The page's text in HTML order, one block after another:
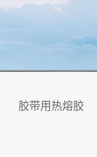
胶带用热熔胶